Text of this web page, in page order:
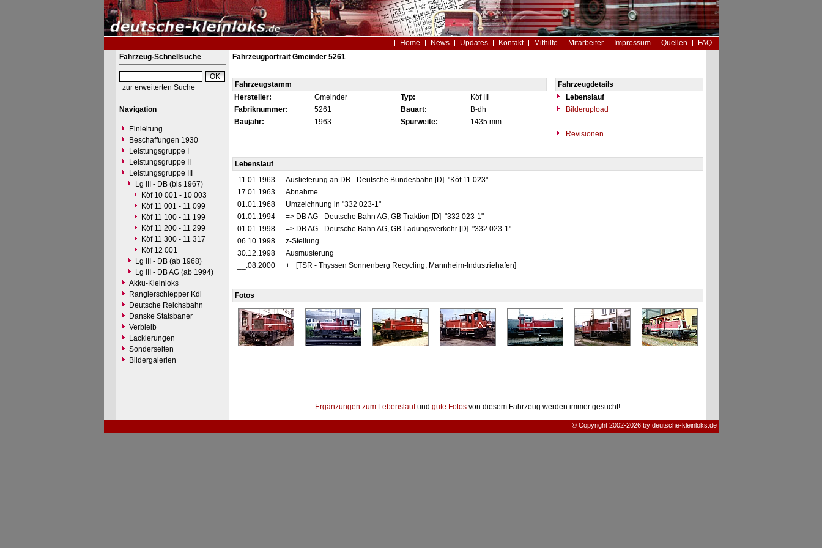
Home News Updates Kontakt Mithilfe Mitarbeiter Impressum Quellen
FAQ
Fahrzeug-Schnellsuche
zur erweiterten Suche
Navigation
Einleitung
Beschaffungen 1930
Leistungsgruppe I
Leistungsgruppe II
Leistungsgruppe III
Lg III - DB (bis 1967)
Köf 10 001 - 10 003
Köf 11 001 - 11 099
Köf 11 100 - 11 199
Köf 11 200 - 11 299
Köf 11 300 - 11 317
Köf 12 001
Lg III - DB (ab 1968)
Lg III - DB AG (ab 1994)
Akku-Kleinloks
Rangierschlepper Kdl
Deutsche Reichsbahn
Danske Statsbaner
Verbleib
Lackierungen
Sonderseiten
Bildergalerien
Fahrzeugportrait Gmeinder 5261
Fahrzeugstamm
Fahrzeugdetails
Hersteller:
Gmeinder Typ: Köf III
Lebenslauf
Fabriknummer:
5261 Bauart: B-dh
Bilderupload
Baujahr:
1963 Spurweite:
1435 mm
Revisionen
Lebenslauf
11.01.1963
Auslieferung an DB - Deutsche Bundesbahn [D] "Köf 11 023"
17.01.1963
Abnahme
01.01.1968
Umzeichnung in "332 023-1"
01.01.1994
=> DB AG - Deutsche Bahn AG, GB Traktion [D] "332 023-1"
01.01.1998
=> DB AG - Deutsche Bahn AG, GB Ladungsverkehr [D] "332 023-1"
06.10.1998
z-Stellung
30.12.1998
Ausmusterung
__.08.2000
++ [TSR - Thyssen Sonnenberg Recycling, Mannheim-Industriehafen]
Fotos
Ergänzungen zum Lebenslaufund gute Fotos von diesem Fahrzeug werden immer gesucht!
© Copyright 2002-2026 by deutsche-kleinloks.de